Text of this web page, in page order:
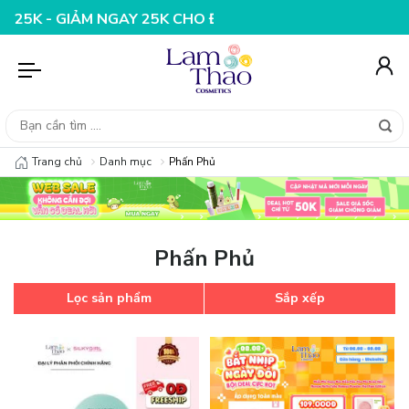
25K CHO ĐƠN HÀNG 99K
Trang chủ Danh mục Phấn Phủ
Phấn Phủ
Lọc sản phẩm Sắp xếp